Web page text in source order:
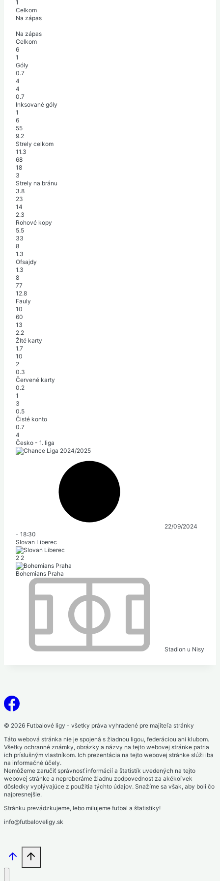
1
Celkom
Na zápas
Na zápas
Celkom
6
1
Góly
0.7
4
4
0.7
Inksované góly
1
6
55
9.2
Strely celkom
11.3
68
18
3
Strely na bránu
3.8
23
14
2.3
Rohové kopy
5.5
33
8
1.3
Ofsajdy
1.3
8
77
12.8
Fauly
10
60
13
2.2
Žlté karty
1.7
10
2
0.3
Červené karty
0.2
1
3
0.5
Čisté konto
0.7
4
Česko - 1. liga
22/09/2024
- 18:30
Slovan Liberec
2 2
Bohemians Praha
Stadion u Nisy
© 2026 Futbalové ligy - všetky práva vyhradené pre majiteľa stránky
Táto webová stránka nie je spojená s žiadnou ligou, federáciou ani klubom.
Všetky ochranné známky, obrázky a názvy na tejto webovej stránke patria
ich príslušným vlastníkom. Ich prezentácia na tejto webovej stránke slúži iba
na informačné účely.
Nemôžeme zaručiť správnosť informácií a štatistík uvedených na tejto
webovej stránke a nepreberáme žiadnu zodpovednosť za akékoľvek
dôsledky vyplývajúce z použitia týchto údajov. Snažíme sa však, aby boli čo
najpresnejšie.
Stránku prevádzkujeme, lebo milujeme futbal a štatistiky!
info@futbaloveligy.sk